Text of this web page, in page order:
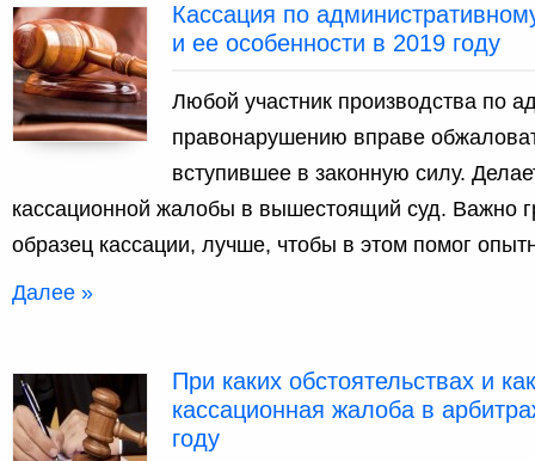
Кассация по
и ее особенности в 2019 году
Любой участник производства по
правонарушению вправе
вступившее в законную силу.
кассационной жалобы в вышестоящий суд. Важно
образец кассации, лучше, чтобы в этом помог
Далее »
При каких обстоятельствах и
кассационная жалоба в
году